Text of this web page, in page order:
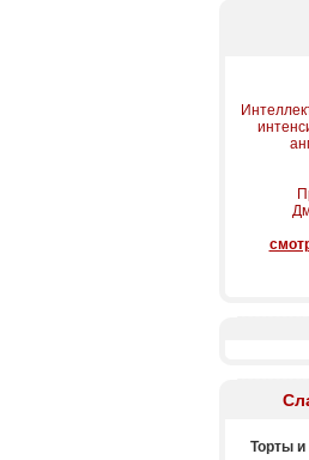
Торты и